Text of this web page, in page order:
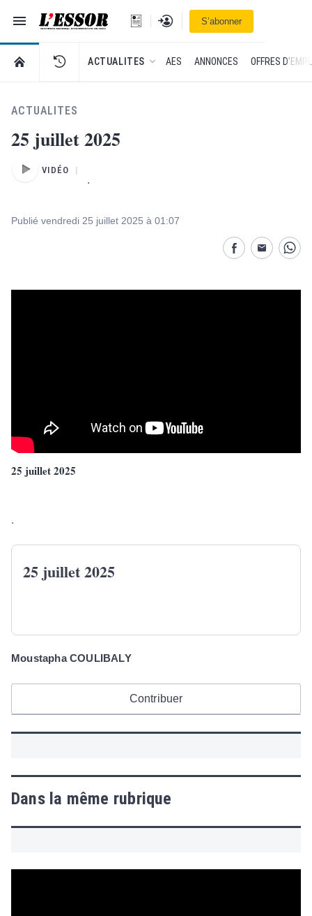
Navigation
L'Essor - retour à la une
Se connecterS’abonner
RETOUR À LA PAGE D’ACCUEIL DE L'ESSOR
ACTUALITES AES ANNONCES OFFRES
ACTUALITES
25 juillet 2025
VIDÉO
.
Publié vendredi 25 juillet 2025 à 01:07
Partage désactivé
Partage
25 juillet 2025
.
25 juillet 2025
Moustapha COULIBALY
Contribuer
Dans la même rubrique